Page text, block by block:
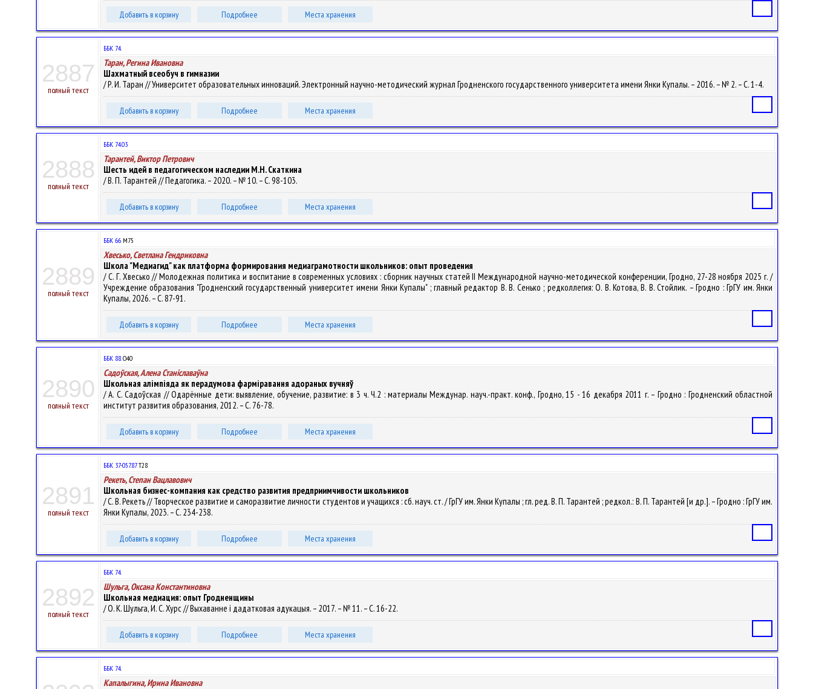
Добавить в корзину Подробнее Места хранения
2887
полный текст
ББК 74.
Таран, Регина Ивановна
Шахматный всеобуч в гимназии
/ Р. И. Таран // Университет образовательных инноваций. Электронный научно-методический журнал Гродненского государственного университета имени Янки Купалы. – 2016. – № 2. – С. 1-4.
Добавить в корзину Подробнее Места хранения
2888
полный текст
ББК 74.03
Тарантей, Виктор Петрович
Шесть идей в педагогическом наследии М.Н. Скаткина
/ В. П. Тарантей // Педагогика. – 2020. – № 10. – С. 98-103.
Добавить в корзину Подробнее Места хранения
2889
полный текст
ББК 66 М75
Хвесько, Светлана Гендриковна
Школа "Медиагид" как платформа формирования медиаграмотности школьников: опыт проведения
/ С. Г. Хвесько // Молодежная политика и воспитание в современных условиях : сборник научных статей II Международной научно-методической конференции, Гродно, 27-28 ноября 2025 г. /
Учреждение образования "Гродненский государственный университет имени Янки Купалы" ; главный редактор В. В. Сенько ; редколлегия: О. В. Котова, В. В. Стойлик. – Гродно : ГрГУ им. Янки
Купалы, 2026. – С. 87-91.
Добавить в корзину Подробнее Места хранения
2890
полный текст
ББК 88.О40
Садоўская, Алена Станiславаўна
Школьная алімпіяда як перадумова фарміравання адораных вучняў
/ А. С. Садоўская // Одарённые дети: выявление, обучение, развитие: в 3 ч. Ч.2 : материалы Междунар. науч.-практ. конф., Гродно, 15 - 16 декабря 2011 г. – Гродно : Гродненский областной
институт развития образования, 2012. – С. 76-78.
Добавить в корзину Подробнее Места хранения
2891
полный текст
ББК 37-057.87Т28
Рекеть, Степан Вацлавович
Школьная бизнес-компания как средство развития предприимчивости школьников
/ С. В. Рекеть // Творческое развитие и саморазвитие личности студентов и учащихся : сб. науч. ст. / ГрГУ им. Янки Купалы ; гл. ред. В. П. Тарантей ; редкол.: В. П. Тарантей [и др.]. – Гродно : ГрГУ им.
Янки Купалы, 2023. – С. 234-238.
Добавить в корзину Подробнее Места хранения
2892
полный текст
ББК 74.
Шульга, Оксана Константиновна
Школьная медиация: опыт Гродненщины
/ О. К. Шульга, И. С. Хурс // Выхаванне і дадатковая адукацыя. – 2017. – № 11. – С. 16-22.
Добавить в корзину Подробнее Места хранения
ББК 74.
Капалыгина, Ирина Ивановна